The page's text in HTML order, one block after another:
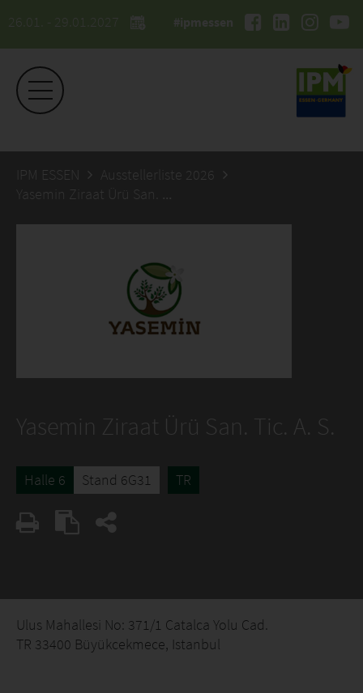
26.01. - 29.01.2027 #ipmessen
IPM ESSEN
Ausstellerliste 2026
Yasemin Ziraat Ürü San. Tic. A. S.
Yasemin Ziraat Ürü San. Tic. A. S.
Halle 6 Stand 6G31 TR
Ulus Mahallesi No: 371/1 Catalca Yolu Cad.
TR 33400 Büyükcekmece, Istanbul